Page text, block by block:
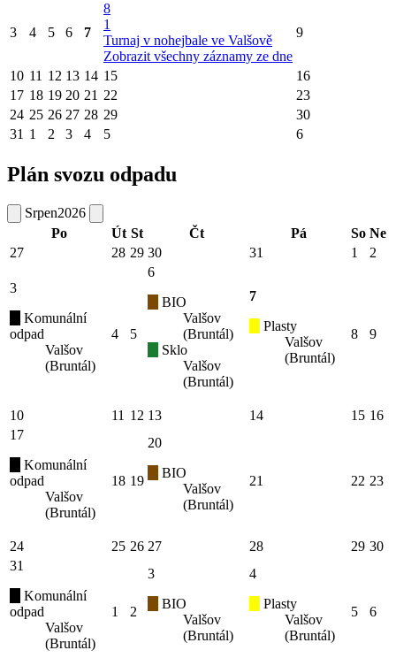
3 4 5 6 7
8
1
Turnaj v nohejbale ve Valšově
Zobrazit všechny záznamy ze dne
9
10 11 12 13 14 15
16
17 18 19 20 21 22
23
24 25 26 27 28 29
30
31 1 2 3 4 5 6
Plán svozu odpadu
Srpen2026
Po
Út St Čt Pá So Ne
27
28 29 30 31 1 2
3
Komunální
odpad
Valšov
(Bruntál)
4 5
6
BIO
Valšov
(Bruntál)
Sklo
Valšov
(Bruntál)
7
Plasty
Valšov
(Bruntál)
8 9
10 11 12 13 14 15 16
17
Komunální
odpad
Valšov
(Bruntál)
18 19
20
BIO
Valšov
(Bruntál)
21 22 23
24 25 26 27 28 29 30
31
Komunální
odpad
Valšov
(Bruntál)
1 2
3
BIO
Valšov
(Bruntál)
4
Plasty
Valšov
(Bruntál)
5 6